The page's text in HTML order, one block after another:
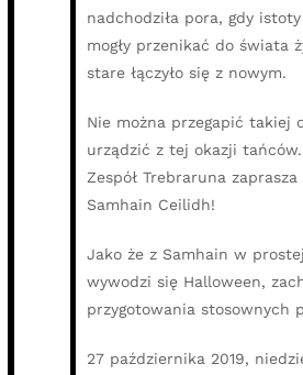
nadchodziła pora, gdy
mogły przenikać do świata
stare łączyło się z nowym.
Nie można przegapić takiej
urządzić z tej okazji tańców.
Zespół Trebraruna
Samhain Ceilidh!
Jako że z Samhain w
wywodzi się Halloween,
przygotowania stosownych
27 października 2019,